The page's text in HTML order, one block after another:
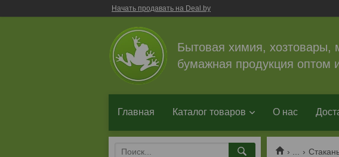
Начать продавать на Deal.by
Бытовая химия, хозтовары,
бумажная продукция оптом
Главная Каталог товаров О нас